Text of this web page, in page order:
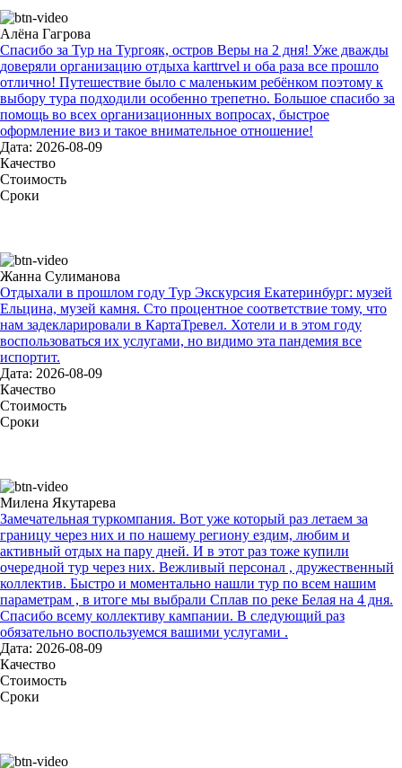
Алёна Гагрова
Спасибо за Тур на Тургояк, остров Веры на 2 дня! Уже дважды
доверяли организацию отдыха karttrvel и оба раза все прошло
отлично! Путешествие было с маленьким ребёнком поэтому к
выбору тура подходили особенно трепетно. Большое спасибо за
помощь во всех организационных вопросах, быстрое
оформление виз и такое внимательное отношение!
Дата: 2026-08-09
Качество
Стоимость
Сроки
Жанна Сулиманова
Отдыхали в прошлом году Тур Экскурсия Екатеринбург: музей
Ельцина, музей камня. Сто процентное соответствие тому, что
нам задекларировали в КартаТревел. Хотели и в этом году
воспользоваться их услугами, но видимо эта пандемия все
испортит.
Дата: 2026-08-09
Качество
Стоимость
Сроки
Милена Якутарева
Замечательная туркомпания. Вот уже который раз летаем за
границу через них и по нашему региону ездим, любим и
активный отдых на пару дней. И в этот раз тоже купили
очередной тур через них. Вежливый персонал , дружественный
коллектив. Быстро и моментально нашли тур по всем нашим
параметрам , в итоге мы выбрали Сплав по реке Белая на 4 дня.
Спасибо всему коллективу кампании. В следующий раз
обязательно воспользуемся вашими услугами .
Дата: 2026-08-09
Качество
Стоимость
Сроки